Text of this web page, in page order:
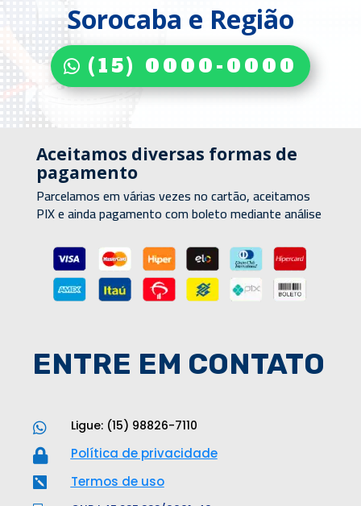
Sorocaba e Região
(15) 0000-0000
Aceitamos diversas formas de
pagamento
Parcelamos em várias vezes no cartão, aceitamos
PIX e ainda pagamento com boleto mediante análise
ENTRE EM CONTATO
 Ligue: (15) 98826-7110
 Política de privacidade
 Termos de uso